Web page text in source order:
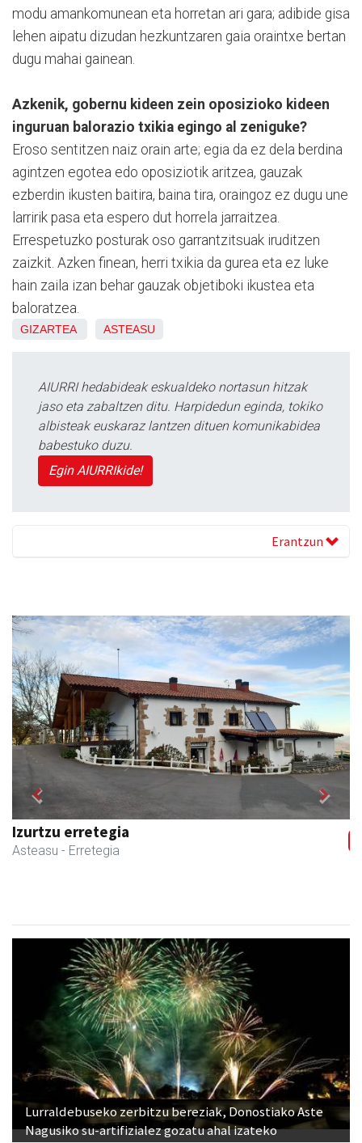
modu amankomunean eta horretan ari gara; adibide gisa
lehen aipatu dizudan hezkuntzaren gaia oraintxe bertan
dugu mahai gainean.
Azkenik, gobernu kideen zein oposizioko kideen
inguruan balorazio txikia egingo al zeniguke?
Eroso sentitzen naiz orain arte; egia da ez dela berdina
agintzen egotea edo oposiziotik aritzea, gauzak
ezberdin ikusten baitira, baina tira, oraingoz ez dugu une
larririk pasa eta espero dut horrela jarraitzea.
Errespetuzko posturak oso garrantzitsuak iruditzen
zaizkit. Azken finean, herri txikia da gurea eta ez luke
hain zaila izan behar gauzak objetiboki ikustea eta
baloratzea.
GIZARTEA ASTEASU
AIURRI hedabideak eskualdeko nortasun hitzak
jaso eta zabaltzen ditu. Harpidedun eginda, tokiko
albisteak euskaraz lantzen dituen komunikabidea
babestuko duzu.
Egin AIURRIkide!
Erantzun
Izurtzu erretegia
Asteasu - Erretegia
Previous Next
Lurraldebuseko zerbitzu bereziak, Donostiako Aste
Nagusiko su-artifizialez gozatu ahal izateko